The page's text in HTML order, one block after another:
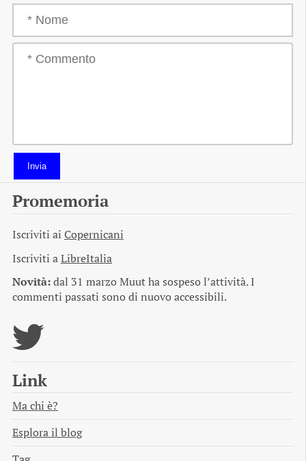
Invia
Promemoria
Iscriviti ai Copernicani
Iscriviti aLibreItalia
Novità:dal 31 marzo Muut ha sospeso l’attività. I
commenti passati sono di nuovo accessibili.
Link
Ma chi è?
Esplora il blog